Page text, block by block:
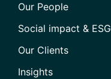
Our People
Social impact & ESG
Our Clients
Insights